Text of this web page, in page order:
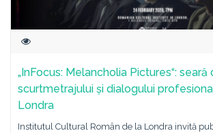
„InFocus: Melancholia Pictures“:
scurtmetrajului și dialogului
Londra
Institutul Cultural Român de la Londra invită